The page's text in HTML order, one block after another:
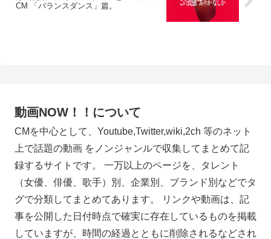
CM 「バランスダンス」篇。
動画NOW！！について
CMを中心として、Youtube,Twitter,wiki,2ch 等のネット
上で話題の動画 をノンジャンルで収集してまとめて記
録するサイトです。 一万以上のページを、タレント
（女優、俳優、歌手）別、企業別、ブランド別などでタ
グで分類してまとめてあります。 リンクや動画は、記
事を公開した日付時点で確実に存在しているものを掲載
していますが、時間の経過とともに削除されるなどされ